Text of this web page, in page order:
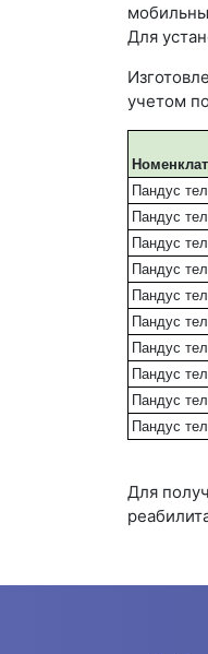
Для
учетом
Пандус
Пандус
Пандус
Пандус
Пандус
Пандус
Пандус
Пандус
Пандус
Пандус
Для